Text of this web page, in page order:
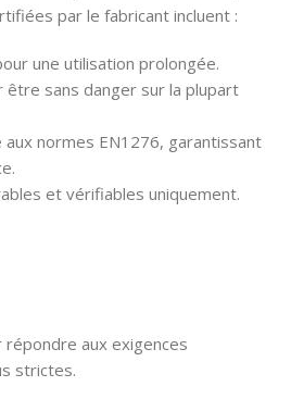
par le fabricant incluent :
une utilisation prolongée.
sans danger sur la plupart
normes EN1276, garantissant
et vérifiables uniquement.
répondre aux exigences
strictes.